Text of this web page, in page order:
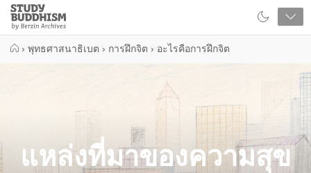
Close
Study
Buddhism
› พุทธศาสนาธิเบต › การฝึกจิต › อะไรคือการฝึกจิต
แหล่งที่มาของความสุข